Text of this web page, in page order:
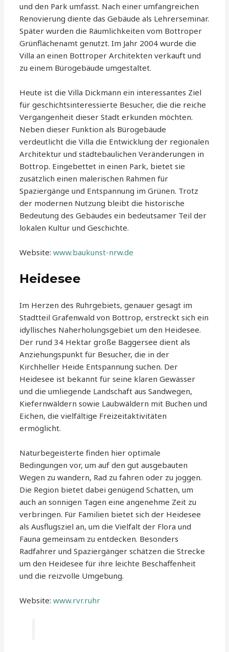
und den Park umfasst. Nach einer umfangreichen
Renovierung diente das Gebäude als Lehrerseminar.
Später wurden die Räumlichkeiten vom Bottroper
Grünflächenamt genutzt. Im Jahr 2004 wurde die
Villa an einen Bottroper Architekten verkauft und
zu einem Bürogebäude umgestaltet.
Heute ist die Villa Dickmann ein interessantes Ziel
für geschichtsinteressierte Besucher, die die reiche
Vergangenheit dieser Stadt erkunden möchten.
Neben dieser Funktion als Bürogebäude
verdeutlicht die Villa die Entwicklung der regionalen
Architektur und städtebaulichen Veränderungen in
Bottrop. Eingebettet in einen Park, bietet sie
zusätzlich einen malerischen Rahmen für
Spaziergänge und Entspannung im Grünen. Trotz
der modernen Nutzung bleibt die historische
Bedeutung des Gebäudes ein bedeutsamer Teil der
lokalen Kultur und Geschichte.
Website:www.baukunst-nrw.de
Heidesee
Im Herzen des Ruhrgebiets, genauer gesagt im
Stadtteil Grafenwald von Bottrop, erstreckt sich ein
idyllisches Naherholungsgebiet um den Heidesee.
Der rund 34 Hektar große Baggersee dient als
Anziehungspunkt für Besucher, die in der
Kirchheller Heide Entspannung suchen. Der
Heidesee ist bekannt für seine klaren Gewässer
und die umliegende Landschaft aus Sandwegen,
Kiefernwäldern sowie Laubwäldern mit Buchen und
Eichen, die vielfältige Freizeitaktivitäten
ermöglicht.
Naturbegeisterte finden hier optimale
Bedingungen vor, um auf den gut ausgebauten
Wegen zu wandern, Rad zu fahren oder zu joggen.
Die Region bietet dabei genügend Schatten, um
auch an sonnigen Tagen eine angenehme Zeit zu
verbringen. Für Familien bietet sich der Heidesee
als Ausflugsziel an, um die Vielfalt der Flora und
Fauna gemeinsam zu entdecken. Besonders
Radfahrer und Spaziergänger schätzen die Strecke
um den Heidesee für ihre leichte Beschaffenheit
und die reizvolle Umgebung.
Website:www.rvr.ruhr